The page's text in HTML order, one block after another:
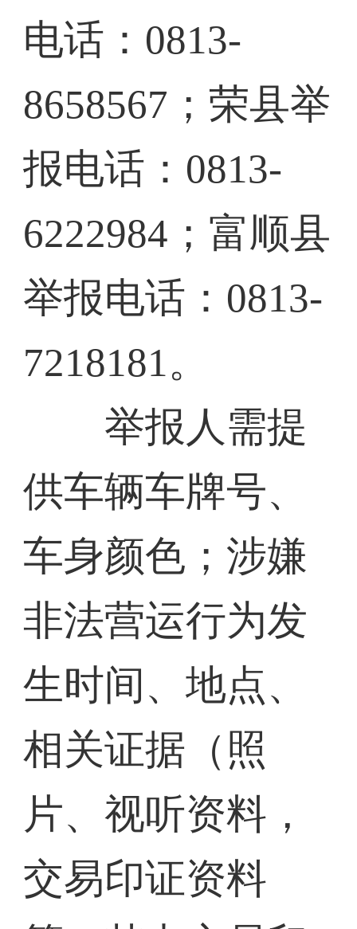
电话：0813-
8658567；荣县举
报电话：0813-
6222984；富顺县
举报电话：0813-
7218181。
举报人需提
供车辆车牌号、
车身颜色；涉嫌
非法营运行为发
生时间、地点、
相关证据（照
片、视听资料，
交易印证资料